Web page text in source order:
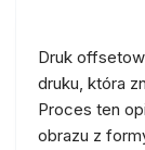
Druk
druku, która
Proces ten
obrazu z